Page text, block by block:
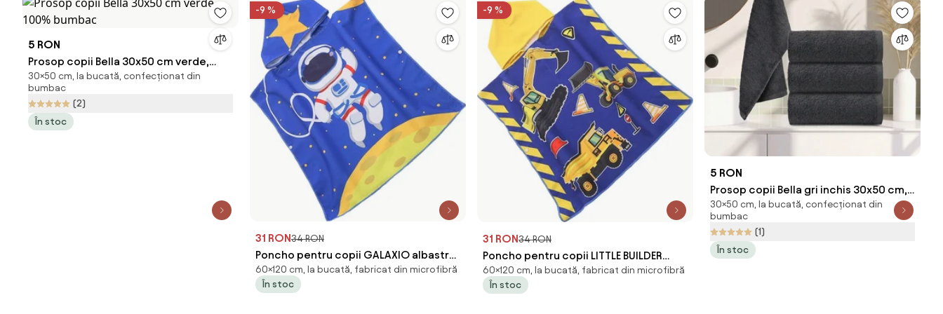
5 RON
Prosop copii Bella 30x50 cm verde,
100% bumbac
30×50 cm, la bucată, confecționat din
bumbac
(2)
În stoc
-9 %
31 RON34 RON
Poncho pentru copii GALAXIO albastru
Dimensiune: 60 x 120 cm
60×120 cm, la bucată, fabricat din microfibră
În stoc
-9 %
31 RON34 RON
Poncho pentru copii LITTLE BUILDER
albastru Dimensiune: 60 x 120 cm
60×120 cm, la bucată, fabricat din microfibră
În stoc
5 RON
Prosop copii Bella gri inchis 30x50 cm,
100% bumbac
30×50 cm, la bucată, confecționat din
bumbac
(1)
În stoc